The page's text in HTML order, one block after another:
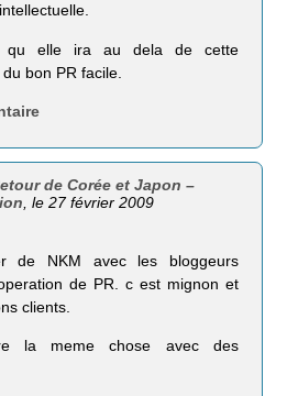
qu elle ira au dela de cette
bon PR facile.
de Corée et Japon –
, le 27 février 2009
de NKM avec les bloggeurs
de PR. c est mignon et
clients.
la meme chose avec des